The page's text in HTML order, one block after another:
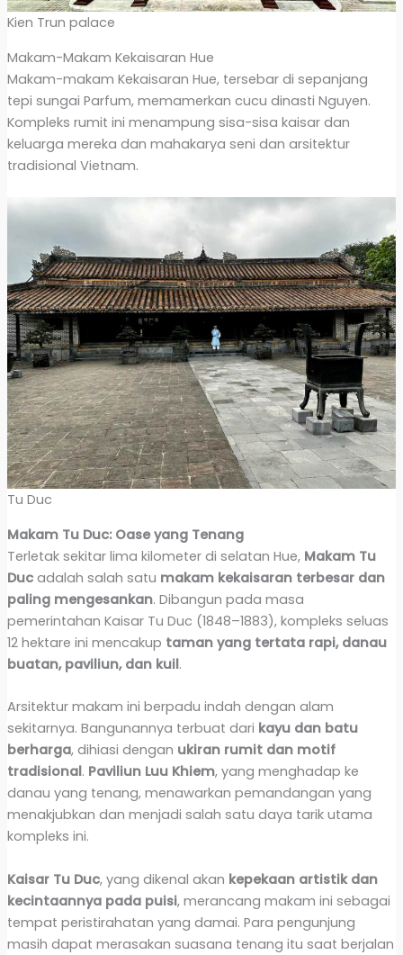
Kien Trun palace
Makam-Makam Kekaisaran Hue
Makam-makam Kekaisaran Hue, tersebar di sepanjang
tepi sungai Parfum, memamerkan cucu dinasti Nguyen.
Kompleks rumit ini menampung sisa-sisa kaisar dan
keluarga mereka dan mahakarya seni dan arsitektur
tradisional Vietnam.
Tu Duc
Makam Tu Duc: Oase yang Tenang
Terletak sekitar lima kilometer di selatan Hue, Makam Tu
Ducadalah salah satu makam kekaisaran terbesar dan
paling mengesankan. Dibangun pada masa
pemerintahan Kaisar Tu Duc (1848–1883), kompleks seluas
12 hektare ini mencakup taman yang tertata rapi, danau
buatan, paviliun, dan kuil.
Arsitektur makam ini berpadu indah dengan alam
sekitarnya. Bangunannya terbuat dari kayu dan batu
berharga, dihiasi dengan ukiran rumit dan motif
tradisional. Paviliun Luu Khiem, yang menghadap ke
danau yang tenang, menawarkan pemandangan yang
menakjubkan dan menjadi salah satu daya tarik utama
kompleks ini.
Kaisar Tu Duc, yang dikenal akan kepekaan artistik dan
kecintaannya pada puisi, merancang makam ini sebagai
tempat peristirahatan yang damai. Para pengunjung
masih dapat merasakan suasana tenang itu saat berjalan